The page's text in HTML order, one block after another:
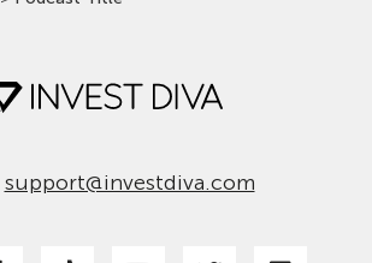
support@investdiva.com